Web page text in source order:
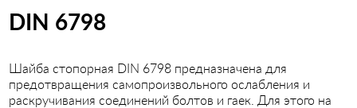
DIN 6798
Шайба стопорная DIN 6798 предназначена для
предотвращения самопроизвольного ослабления и
раскручивания соединений болтов и гаек. Для этого на